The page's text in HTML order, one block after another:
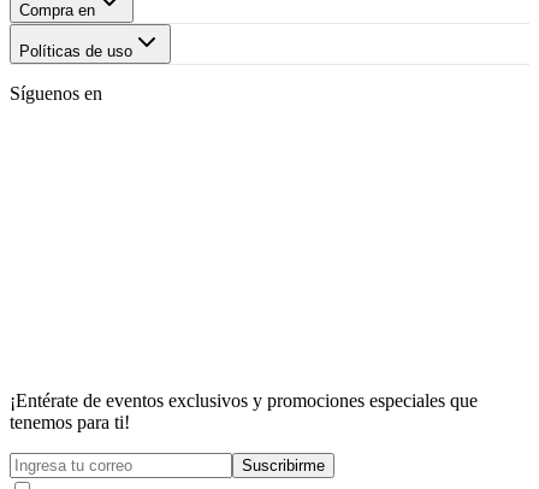
Compra en
Políticas de uso
Síguenos en
¡Entérate de eventos exclusivos y promociones especiales que
tenemos para ti!
Suscribirme